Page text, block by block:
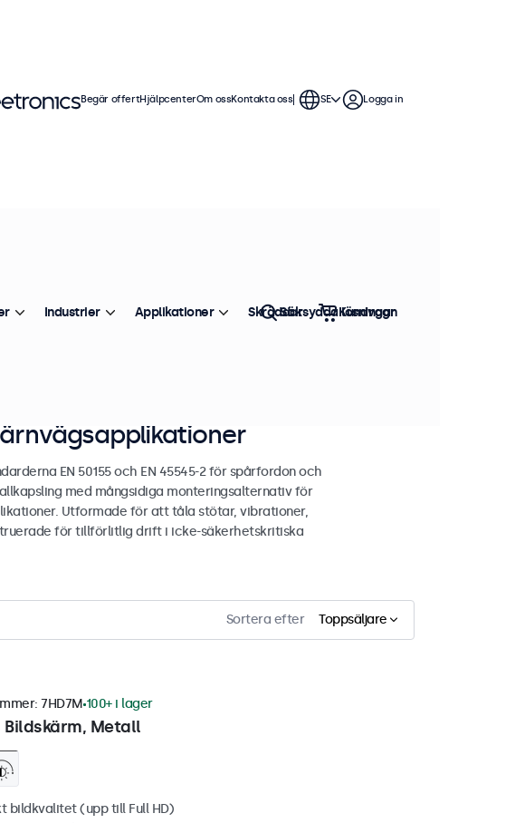
EN 50155 och EN 45545-2 för spårfordon och
med mångsidiga monteringsalternativ för
Utformade för att tåla stötar, vibrationer,
för tillförlitlig drift i icke-säkerhetskritiska
Sortera efter Toppsäljare
Bildskärm, Metall
7HD7M 100+ i lager
bildkvalitet (upp till Full HD)
Begär offertHjälpcenterOm ossKontakta oss SE Logga in
Industrier Applikationer Skräddarsydda lösningar
Sök Kundvagn